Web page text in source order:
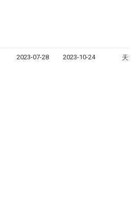
2023-07-28 2023-10-24 天津